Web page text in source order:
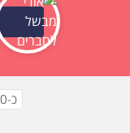
כ-50 דקות